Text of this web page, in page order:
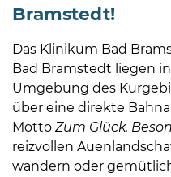
Bramstedt!
Das Klinikum Bad
Bad Bramstedt liegen
Umgebung des
über eine direkte
Motto Zum Glück.
reizvollen
wandern oder